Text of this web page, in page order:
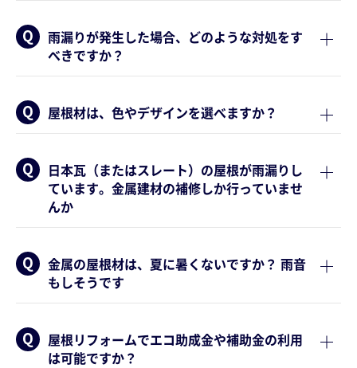
雨漏りが発生した場合、どのような対処をす
べきですか？
屋根材は、色やデザインを選べますか？
日本瓦（またはスレート）の屋根が雨漏りし
ています。金属建材の補修しか行っていませ
んか
金属の屋根材は、夏に暑くないですか？ 雨音
もしそうです
屋根リフォームでエコ助成金や補助金の利用
は可能ですか？